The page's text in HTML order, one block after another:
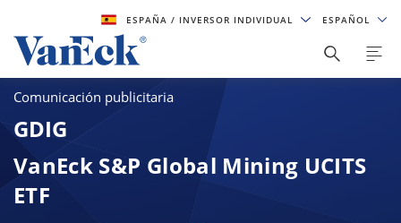
ESPAÑA/ INVERSOR INDIVIDUAL ESPAÑOL
Comunicación publicitaria
GDIG
VanEck S&P Global Mining UCITS
ETF